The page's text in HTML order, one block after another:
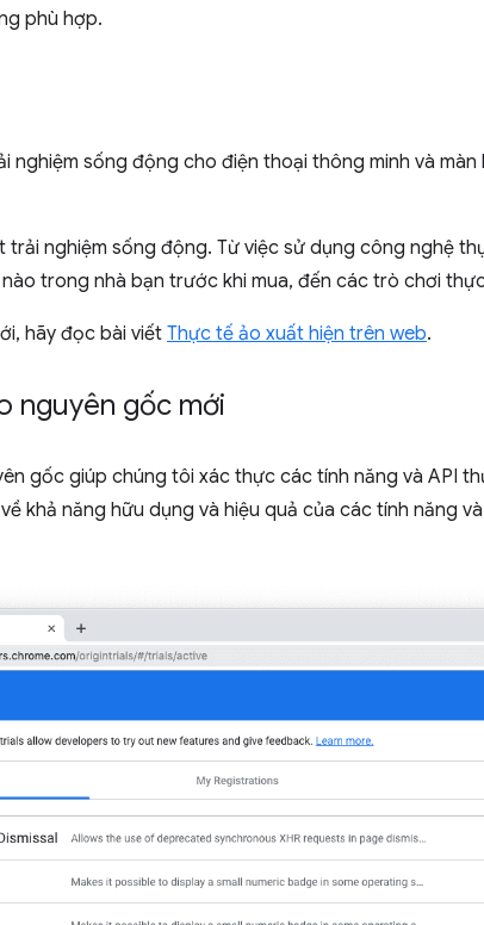
phù hợp.
nghiệm sống động cho điện thoại thông minh và màn
trải nghiệm sống động. Từ việc sử dụng công nghệ
trong nhà bạn trước khi mua, đến các trò chơi
hãy đọc bài viết Thực tế ảo xuất hiện trên web.
nguyên gốc mới
gốc giúp chúng tôi xác thực các tính năng và API
khả năng hữu dụng và hiệu quả của các tính năng